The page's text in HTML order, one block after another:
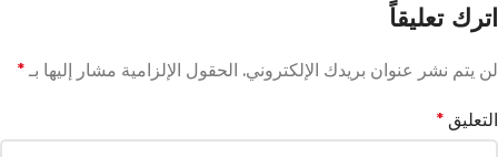
اترك تعليقاً
لن يتم نشر عنوان بريدك الإلكتروني. الحقول الإلزامية مشار إليها بـ *
التعليق *